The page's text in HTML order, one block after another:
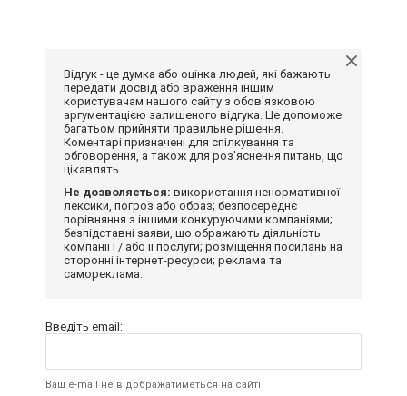
Відгук - це думка або оцінка людей, які бажають
передати досвід або враження іншим
користувачам нашого сайту з обов'язковою
аргументацією залишеного відгука. Це допоможе
багатьом прийняти правильне рішення.
Коментарі призначені для спілкування та
обговорення, а також для роз'яснення питань, що
цікавлять.
Не дозволяється: використання ненормативної
лексики, погроз або образ; безпосереднє
порівняння з іншими конкуруючими компаніями;
безпідставні заяви, що ображають діяльність
компанії і / або її послуги; розміщення посилань на
сторонні інтернет-ресурси; реклама та
самореклама.
Введіть email:
Ваш e-mail не відображатиметься на сайті